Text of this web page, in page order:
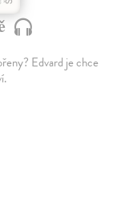
Edvard je chce